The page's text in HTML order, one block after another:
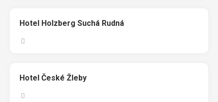
Hotel Holzberg Suchá Rudná
Hotel České Žleby